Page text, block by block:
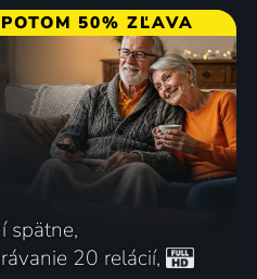
50% ZĽAVA
spätne,
20 relácií,